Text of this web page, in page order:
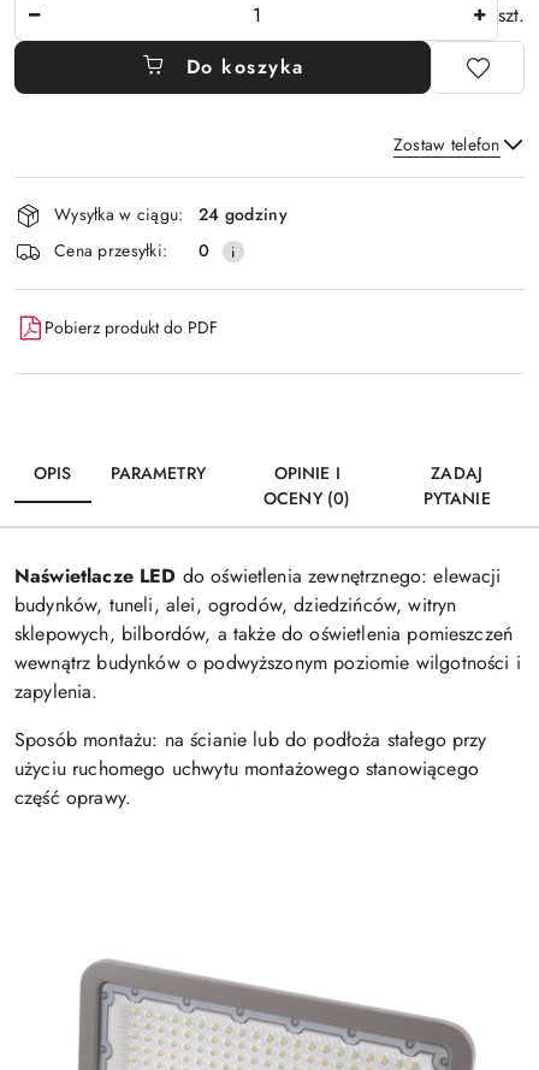
szt.
Do koszyka
Zostaw telefon
Wyślij
Dostępność
i
dostawa
Wysyłka w ciągu:
24 godziny
Cena przesyłki:
0
Pobierz produkt do PDF
OPIS PARAMETRY
OPINIE I
OCENY (0)
ZADAJ
PYTANIE
Naświetlacze LED do oświetlenia zewnętrznego: elewacji
budynków, tuneli, alei, ogrodów, dziedzińców, witryn
sklepowych, bilbordów, a także do oświetlenia pomieszczeń
wewnątrz budynków o podwyższonym poziomie wilgotności i
zapylenia.
Sposób montażu: na ścianie lub do podłoża stałego przy
użyciu ruchomego uchwytu montażowego stanowiącego
część oprawy.